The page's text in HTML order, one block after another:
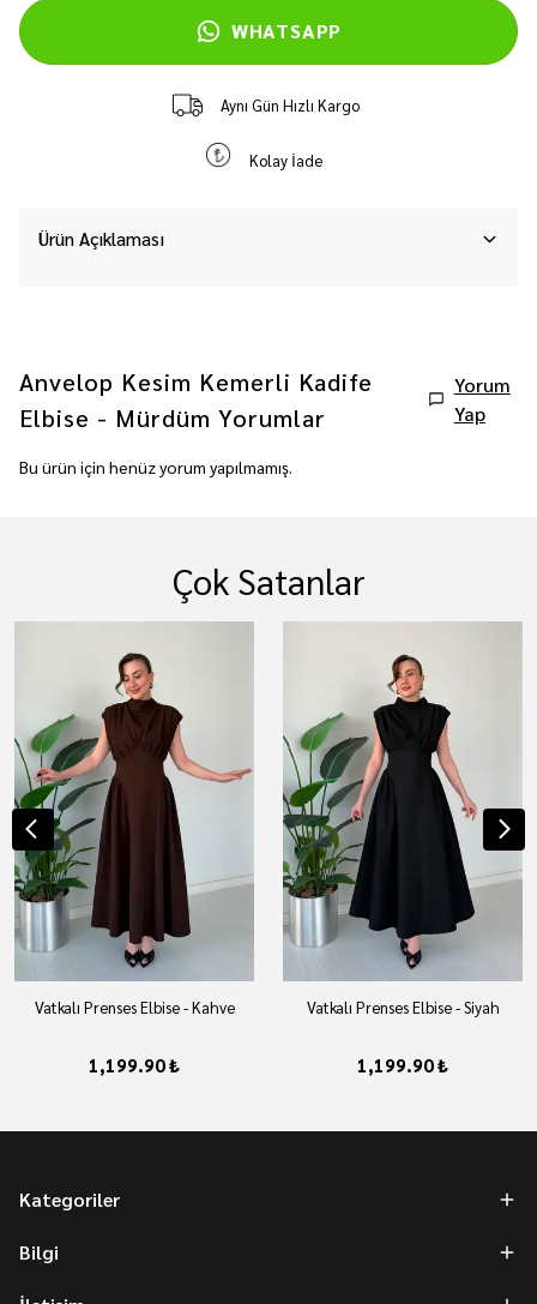
WHATSAPP
Aynı Gün Hızlı Kargo
Kolay İade
Ürün Açıklaması
Anvelop Kesim Kemerli Kadife
Elbise - Mürdüm Yorumlar
Yorum
Yap
Bu ürün için henüz yorum yapılmamış.
Çok Satanlar
Vatkalı Prenses Elbise - Kahve
1,199.90 ₺
Vatkalı Prenses Elbise - Siyah
1,199.90 ₺
Kategoriler
Bilgi